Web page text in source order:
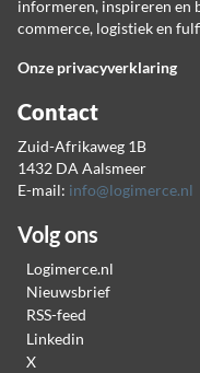
informeren, inspireren en
commerce, logistiek en
Onze privacyverklaring
Contact
Zuid-Afrikaweg 1B
1432 DA Aalsmeer
E-mail: info@logimerce.nl
Volg ons
Logimerce.nl
Nieuwsbrief
RSS-feed
Linkedin
X